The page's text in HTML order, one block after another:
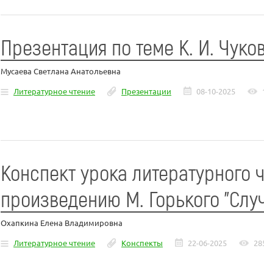
Презентация по теме К. И.
Мусаева Светлана Анатольевна
Литературное чтение
Презентации 08-10-2025
Конспект урока литературного
произведению М. Горького
Охапкина Елена Владимировна
Литературное чтение
Конспекты 22-06-2025